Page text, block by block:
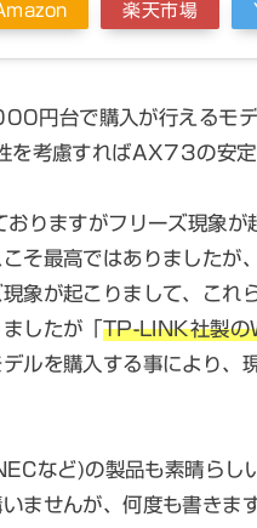
楽天市場
円台で購入が行えるモデ
を考慮すればAX73の安定
りますがフリーズ現象
そ最高ではありましたが
象が起こりまして、これ
したが「TP-LINK社製の
ルを購入する事により、
など)の製品も素晴らし
ませんが、何度も書きま